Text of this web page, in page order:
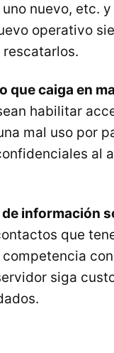
nuevo, etc.
operativo
que caiga en
habilitar
mal uso por
al
información
que
siga